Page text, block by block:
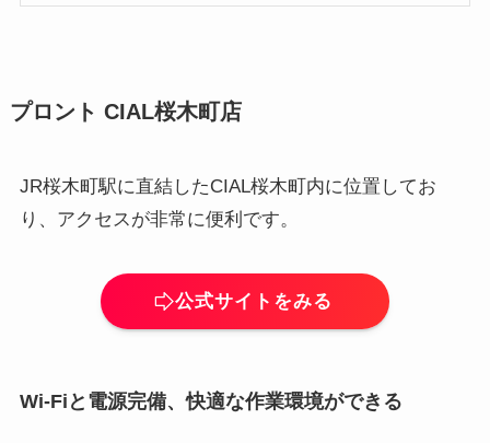
プロント CIAL桜木町店
JR桜木町駅に直結したCIAL桜木町内に位置してお
り、アクセスが非常に便利です。
公式サイトをみる
Wi-Fiと電源完備、快適な作業環境ができる